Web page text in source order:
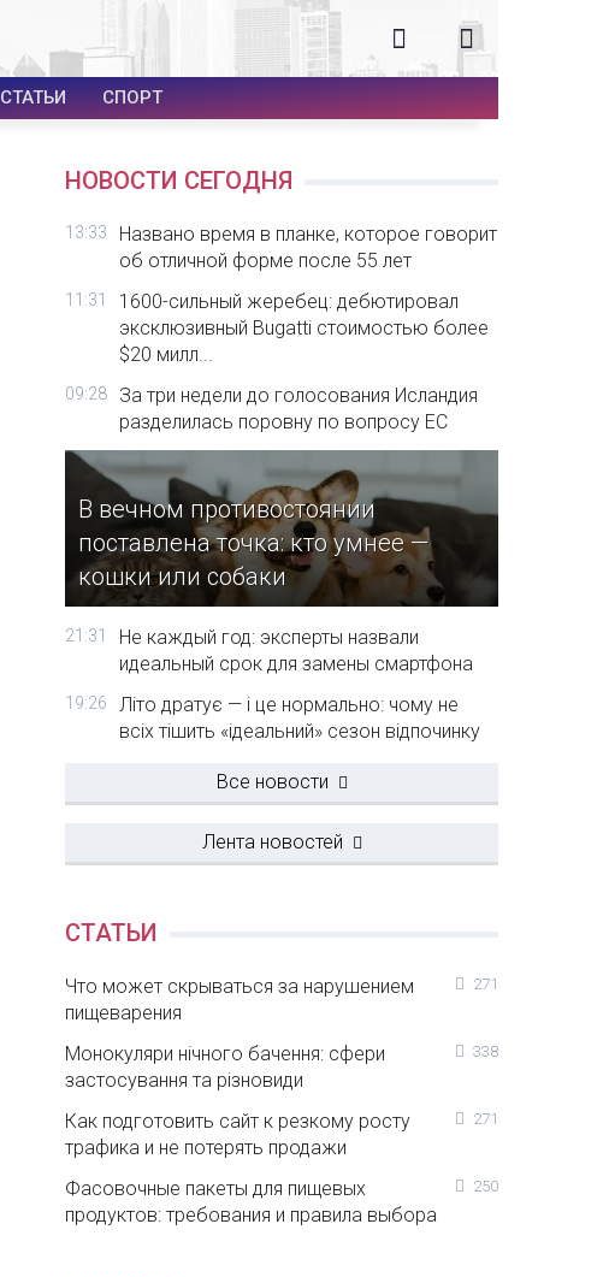
СТАТЬИ СПОРТ
НОВОСТИ СЕГОДНЯ
13:33
Названо время в планке, которое говорит
об отличной форме после 55 лет
11:31
1600-сильный жеребец: дебютировал
эксклюзивный Bugatti стоимостью более
$20 милл...
09:28
За три недели до голосования Исландия
разделилась поровну по вопросу ЕС
В вечном противостоянии
поставлена точка: кто умнее —
кошки или собаки
21:31
Не каждый год: эксперты назвали
идеальный срок для замены смартфона
19:26
Літо дратує — і це нормально: чому не
всіх тішить «ідеальний» сезон відпочинку
Все новости
Лента новостей
СТАТЬИ
Что может скрываться за нарушением
пищеварения
271
Монокуляри нічного бачення: сфери
застосування та різновиди
338
Как подготовить сайт к резкому росту
трафика и не потерять продажи
271
Фасовочные пакеты для пищевых
продуктов: требования и правила выбора
250